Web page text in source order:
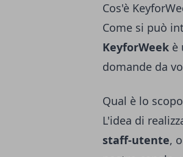
Cos'è
Come si può
KeyforWeek è
domande da
Qual è lo
L'idea di
staff-utente,